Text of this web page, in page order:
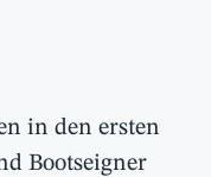
in den ersten
Bootseigner